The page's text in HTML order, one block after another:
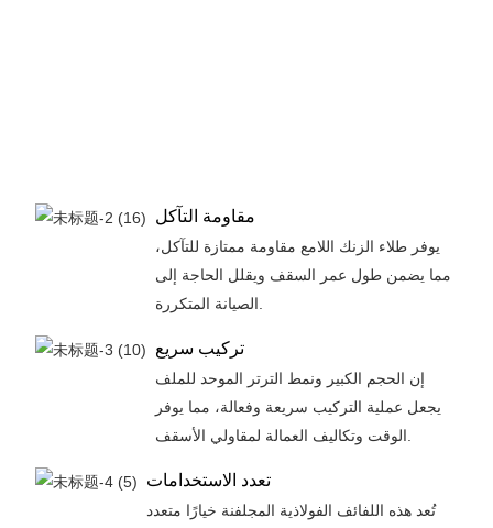
مقاومة التآكل
يوفر طلاء الزنك اللامع مقاومة ممتازة للتآكل،
مما يضمن طول عمر السقف ويقلل الحاجة إلى
تركيب سريع
إن الحجم الكبير ونمط الترتر الموحد للملف
يجعل عملية التركيب سريعة وفعالة، مما يوفر
تعدد الاستخدامات
تُعد هذه اللفائف الفولاذية المجلفنة خيارًا متعدد